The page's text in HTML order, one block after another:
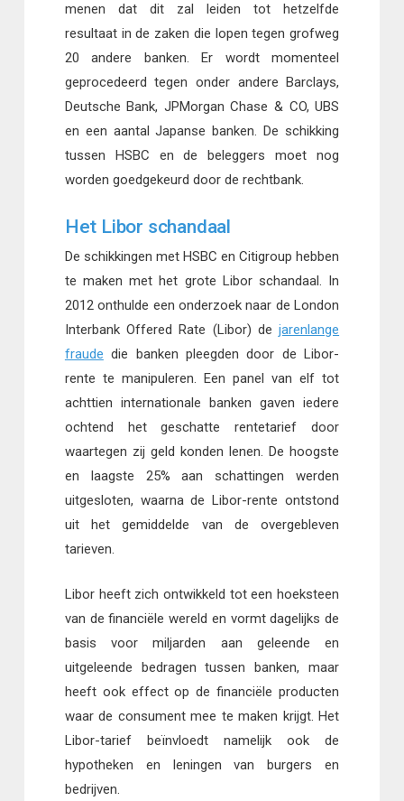
menen dat dit zal leiden tot hetzelfde
resultaat in de zaken die lopen tegen grofweg
20 andere banken. Er wordt momenteel
geprocedeerd tegen onder andere Barclays,
Deutsche Bank, JPMorgan Chase & CO, UBS
en een aantal Japanse banken. De schikking
tussen HSBC en de beleggers moet nog
worden goedgekeurd door de rechtbank.
Het Libor schandaal
De schikkingen met HSBC en Citigroup hebben
te maken met het grote Libor schandaal. In
2012 onthulde een onderzoek naar de London
Interbank Offered Rate (Libor) dejarenlange
fraude die banken pleegden door de Libor-
rente te manipuleren. Een panel van elf tot
achttien internationale banken gaven iedere
ochtend het geschatte rentetarief door
waartegen zij geld konden lenen. De hoogste
en laagste 25% aan schattingen werden
uitgesloten, waarna de Libor-rente ontstond
uit het gemiddelde van de overgebleven
tarieven.
Libor heeft zich ontwikkeld tot een hoeksteen
van de financiële wereld en vormt dagelijks de
basis voor miljarden aan geleende en
uitgeleende bedragen tussen banken, maar
heeft ook effect op de financiële producten
waar de consument mee te maken krijgt. Het
Libor-tarief beïnvloedt namelijk ook de
hypotheken en leningen van burgers en
bedrijven.